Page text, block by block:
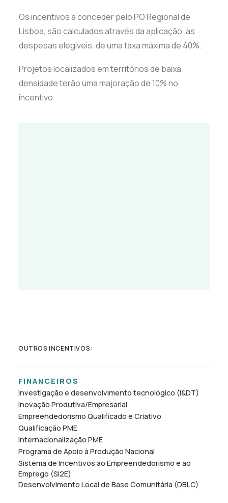
Os incentivos a conceder pelo PO Regional de
Lisboa, são calculados através da aplicação, às
despesas elegíveis, de uma taxa máxima de 40%.
Projetos localizados em territórios de baixa
densidade terão uma majoração de 10% no
incentivo
OUTROS INCENTIVOS:
FINANCEIROS
Investigação e desenvolvimento tecnológico (I&DT)
Inovação Produtiva/Empresarial
Empreendedorismo Qualificado e Criativo
Qualificação PME
Internacionalização PME
Programa de Apoio à Produção Nacional
Sistema de Incentivos ao Empreendedorismo e ao
Emprego (SI2E)
Desenvolvimento Local de Base Comunitária (DBLC)